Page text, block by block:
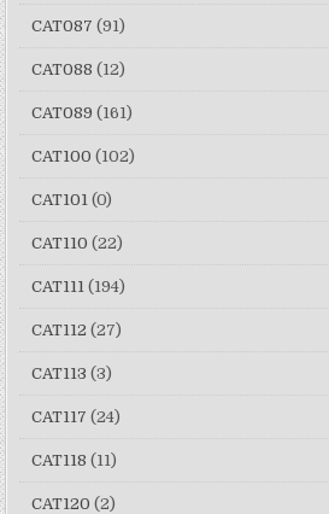
CAT087 (91)
CAT088 (12)
CAT089 (161)
CAT100 (102)
CAT101 (0)
CAT110 (22)
CAT111 (194)
CAT112 (27)
CAT113 (3)
CAT117 (24)
CAT118 (11)
CAT120 (2)